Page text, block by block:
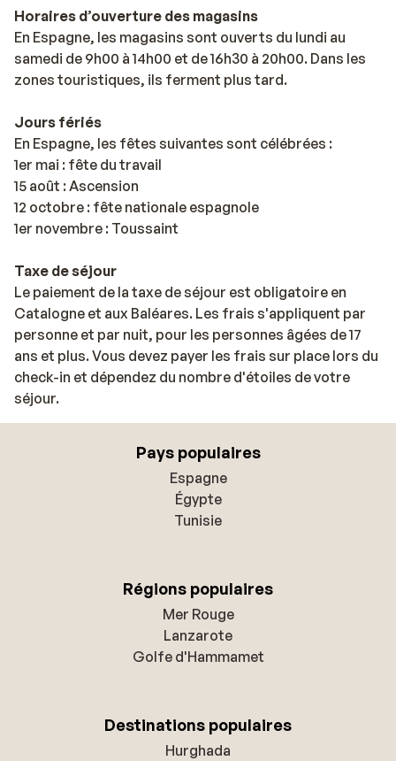
Horaires d’ouverture des magasins
En Espagne, les magasins sont ouverts du lundi au
samedi de 9h00 à 14h00 et de 16h30 à 20h00. Dans les
zones touristiques, ils ferment plus tard.
Jours fériés
En Espagne, les fêtes suivantes sont célébrées :
1er mai : fête du travail
15 août : Ascension
12 octobre : fête nationale espagnole
1er novembre : Toussaint
Taxe de séjour
Le paiement de la taxe de séjour est obligatoire en
Catalogne et aux Baléares. Les frais s'appliquent par
personne et par nuit, pour les personnes âgées de 17
ans et plus. Vous devez payer les frais sur place lors du
check-in et dépendez du nombre d'étoiles de votre
séjour.
Pays populaires
Espagne
Égypte
Tunisie
Régions populaires
Mer Rouge
Lanzarote
Golfe d'Hammamet
Destinations populaires
Hurghada